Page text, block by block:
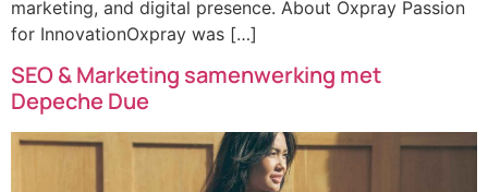
marketing, and digital presence. About Oxpray Passion
for InnovationOxpray was […]
SEO & Marketing samenwerking met
Depeche Due